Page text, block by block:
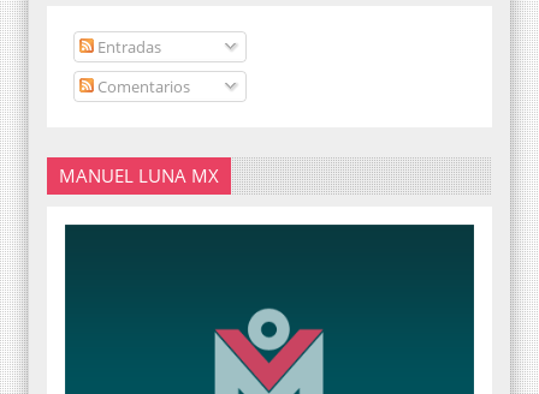
Entradas
Comentarios
MANUEL LUNA MX